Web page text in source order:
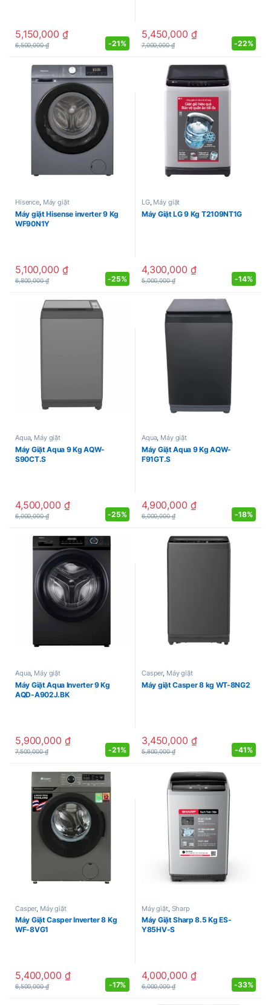
5,150,000 ₫
6,500,000₫ -21%
5,450,000 ₫
7,000,000₫ -22%
Hisence, Máy giặt
Máy giặt Hisense inverter 9 Kg
WF90N1Y
5,100,000 ₫
6,800,000₫ -25%
LG, Máy giặt
Máy Giặt LG 9 Kg T2109NT1G
4,300,000 ₫
5,000,000₫ -14%
Aqua, Máy giặt
Máy Giặt Aqua 9 Kg AQW-
S90CT.S
4,500,000 ₫
6,000,000₫ -25%
Aqua, Máy giặt
Máy Giặt Aqua 9 Kg AQW-
F91GT.S
4,900,000 ₫
6,000,000₫ -18%
Aqua, Máy giặt
Máy Giặt Aqua Inverter 9 Kg
AQD-A902J.BK
5,900,000 ₫
7,500,000₫ -21%
Casper, Máy giặt
Máy giặt Casper 8 kg WT-8NG2
3,450,000 ₫
5,800,000₫ -41%
Casper, Máy giặt
Máy Giặt Casper Inverter 8 Kg
WF-8VG1
5,400,000 ₫
6,500,000₫ -17%
Máy giặt, Sharp
Máy Giặt Sharp 8.5 Kg ES-
Y85HV-S
4,000,000 ₫
6,000,000₫ -33%